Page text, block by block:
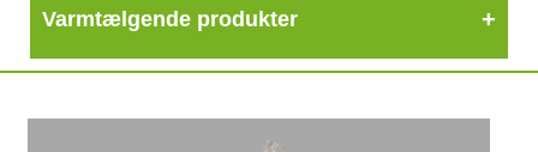
Varmtælgende produkter